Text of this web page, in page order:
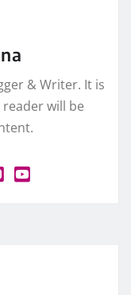
& Writer. It is
will be